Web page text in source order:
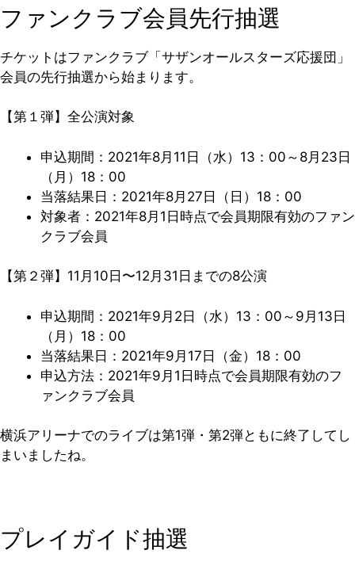
ファンクラブ会員先行抽選
チケットはファンクラブ「サザンオールスターズ応援団」
会員の先行抽選から始まります。
【第１弾】全公演対象
申込期間：2021年8月11日（水）13：00～8月23日
（月）18：00
当落結果日：2021年8月27日（日）18：00
対象者：2021年8月1日時点で会員期限有効のファン
クラブ会員
【第２弾】11月10日〜12月31日までの8公演
申込期間：2021年9月2日（水）13：00～9月13日
（月）18：00
当落結果日：2021年9月17日（金）18：00
申込方法：2021年9月1日時点で会員期限有効のフ
ァンクラブ会員
横浜アリーナでのライブは第1弾・第2弾ともに終了してし
まいましたね。
プレイガイド抽選